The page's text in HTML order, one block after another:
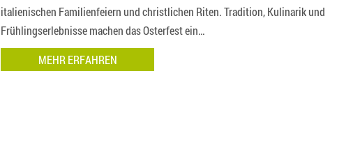
italienischen Familienfeiern und christlichen Riten. Tradition, Kulinarik und
Frühlingserlebnisse machen das Osterfest ein…
MEHR ERFAHREN